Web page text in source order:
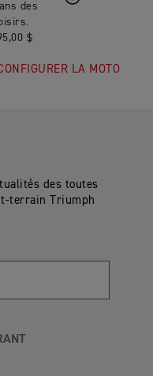
des
$
LA MOTO
des toutes
terrain Triumph